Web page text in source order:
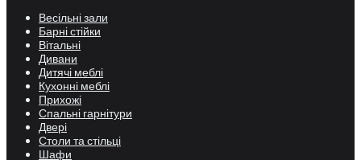
Весільні зали
Барні стійки
Вітальні
Дивани
Дитячі меблі
Кухонні меблі
Прихожі
Спальні гарнітури
Двері
Столи та стільці
Шафи